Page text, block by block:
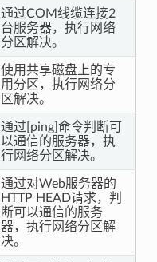
通过COM线缆连接2
台服务器，执行网络
分区解决。
使用共享磁盘上的专
用分区，执行网络分
区解决。
通过[ping]命令判断可
以通信的服务器，执
行网络分区解决。
通过对Web服务器的
HTTP HEAD请求，判
断可以通信的服务
器，执行网络分区解
决。